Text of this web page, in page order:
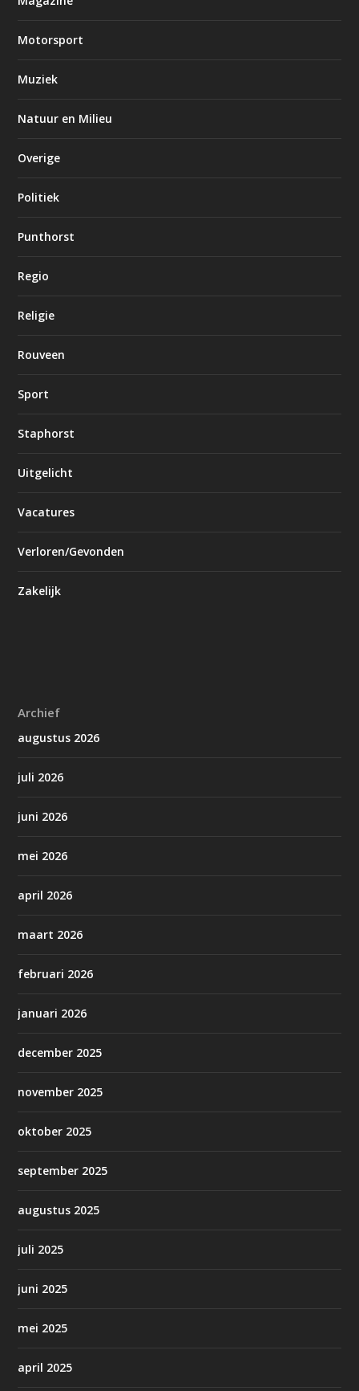
Motorsport
Muziek
Natuur en Milieu
Overige
Politiek
Punthorst
Regio
Religie
Rouveen
Sport
Staphorst
Uitgelicht
Vacatures
Verloren/Gevonden
Zakelijk
Archief
augustus 2026
juli 2026
juni 2026
mei 2026
april 2026
maart 2026
februari 2026
januari 2026
december 2025
november 2025
oktober 2025
september 2025
augustus 2025
juli 2025
juni 2025
mei 2025
april 2025